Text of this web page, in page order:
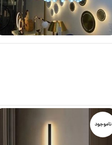
ناموجود